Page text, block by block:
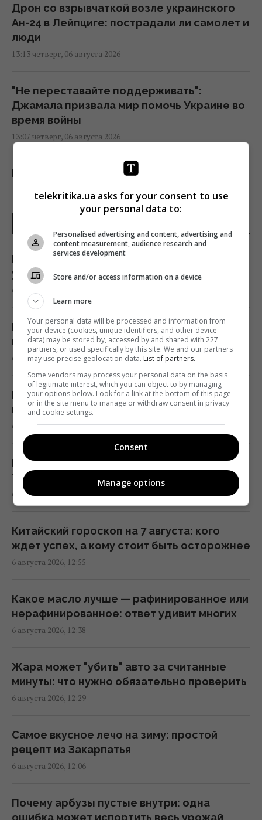
Дрон со взрывчаткой возле украинского
Ан-24 в Лейпциге: пострадали ли самолет и
люди
13:13 четверг, 06 августа 2026
"Не переставайте поддерживать":
Джамала призвала мир помочь Украине во
время войны
13:07 четверг, 06 августа 2026
Контролируя судебные институты,
систему влияния и становятся отдельной
ветвью власти, – нардеп Власенко
13:03 четверг, 06 августа 2026
Судоходство через Баб-эль-Мандебский
пролив почти полностью остановилось, –
Reuters
13:02 четверг, 06 августа 2026
Сколько арбуза можно есть за день:
13:02 четверг, 06 августа 2026
каких авиакомпаниях уже есть
спутниковый Wi-Fi на борту
12:57 четверг, 06 августа 2026
Не всегда об вежливости: вот что
каждый пустяк
12:57 четверг, 06 августа 2026
глава Нацполиции о новых схемах торговли
людьми
12:52 четверг, 06 августа 2026
"Незаметные" российские диверсии: война
в Европе уже идет
12:50 четверг, 06 августа 2026
Запах, которого боятся мыши: назван
простой способ отпугнуть грызунов
12:44 четверг, 06 августа 2026
Стефанишину подозревают в незаконном
В Кремле придумали новую причину для
ударов по Украине — циничное заявление
6 августа 2026, 13:23
Гайтана показала редкий кадр с дочерью у
моря
6 августа 2026, 13:17
Морковь больше не будет горькой: что
нужно сделать еще до сбора урожая
6 августа 2026, 13:09
Похолодание и сильные дожди накрывают
Украину: когда жара отступит повсюду
6 августа 2026, 12:58
Китайский гороскоп на 7 августа: кого
ждет успех, а кому стоит быть осторожнее
6 августа 2026, 12:55
Какое масло лучше — рафинированное или
нерафинированное: ответ удивит многих
6 августа 2026, 12:38
Жара может "убить" авто за считанные
минуты: что нужно обязательно проверить
6 августа 2026, 12:29
Самое вкусное лечо на зиму: простой
рецепт из Закарпатья
6 августа 2026, 12:06
Почему арбузы пустые внутри: одна
ошибка может испортить весь урожай
telekritika.ua asks for your consent to use
your personal data to:
Personalised advertising and content, advertising and
content measurement, audience research and
services development
Store and/or access information on a device
Learn more
Your personal data will be processed and information from
your device (cookies, unique identifiers, and other device
data) may be stored by, accessed by and shared with 227
partners, or used specifically by this site. We and our partners
may use precise geolocation data. List of partners.
Some vendors may process your personal data on the basis
of legitimate interest, which you can object to by managing
your options below. Look for a link at the bottom of this page
or in the site menu to manage or withdraw consent in privacy
and cookie settings.
Consent
Manage options